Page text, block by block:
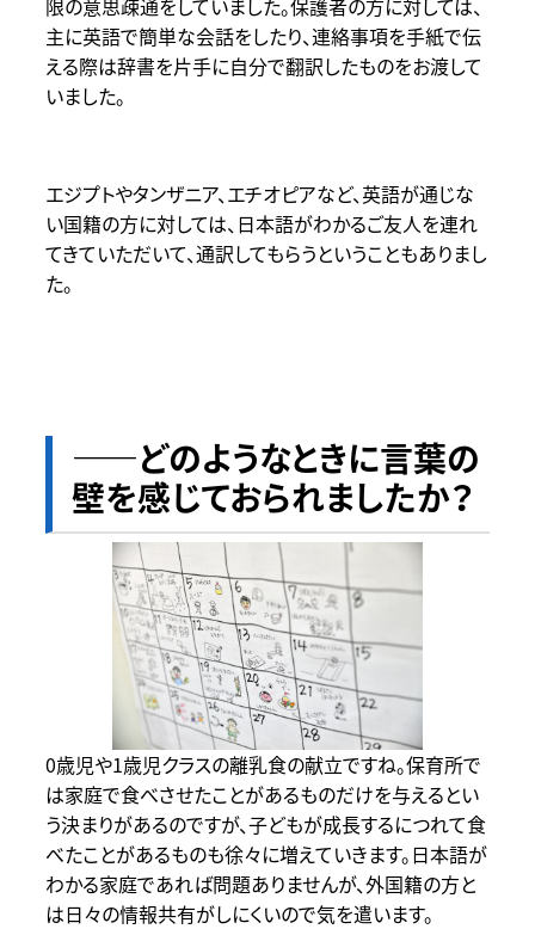
限の意思疎通をしていました。保護者の方に対しては、
主に英語で簡単な会話をしたり、連絡事項を手紙で伝
える際は辞書を片手に自分で翻訳したものをお渡して
いました。
エジプトやタンザニア、エチオピアなど、英語が通じな
い国籍の方に対しては、日本語がわかるご友人を連れ
てきていただいて、通訳してもらうということもありまし
た。
――どのようなときに言葉の
壁を感じておられましたか？
0歳児や1歳児クラスの離乳食の献立ですね。保育所で
は家庭で食べさせたことがあるものだけを与えるとい
う決まりがあるのですが、子どもが成長するにつれて食
べたことがあるものも徐々に増えていきます。日本語が
わかる家庭であれば問題ありませんが、外国籍の方と
は日々の情報共有がしにくいので気を遣います。